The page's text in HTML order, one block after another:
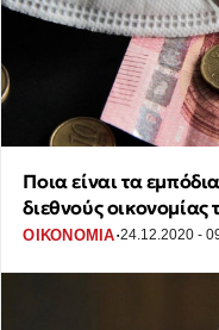
Ποια είναι τα
διεθνούς οικονομίας
ΟΙΚΟΝΟΜΙΑ·24.12.2020 -